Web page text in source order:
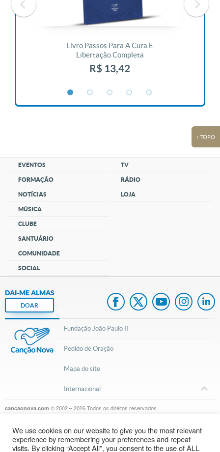
Livro Passos Para A Cura E
Libertação Completa
R$ 13,42
↑ TOPO
EVENTOS
FORMAÇÃO
NOTÍCIAS
MÚSICA
CLUBE
SANTUÁRIO
COMUNIDADE
SOCIAL
TV
RÁDIO
LOJA
DAI-ME ALMAS
DOAR
Fundação João Paulo II
Pedido de Oração
Mapa do site
Internacional
cancaonova.com © 2002 – 2026Todos os direitos reservados.
We use cookies on our website to give you the most relevant
experience by remembering your preferences and repeat
visits. By clicking “Accept All”, you consent to the use of ALL